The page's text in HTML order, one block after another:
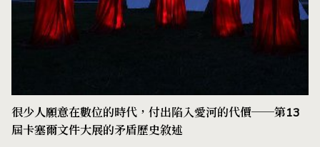
很少人願意在數位的時代，付出陷入愛河的代價──第13
屆卡塞爾文件大展的矛盾歷史敘述